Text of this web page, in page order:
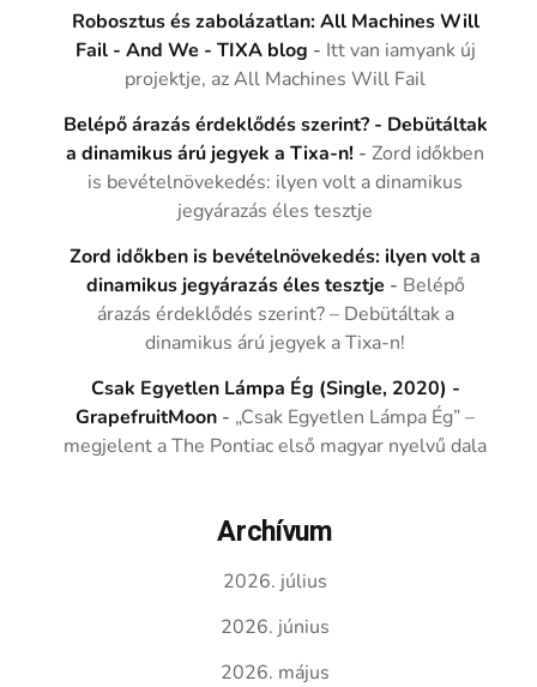
Robosztus és zabolázatlan: All Machines Will
Fail - And We - TIXA blog - Itt van iamyank új
projektje, az All Machines Will Fail
Belépő árazás érdeklődés szerint? - Debütáltak
a dinamikus árú jegyek a Tixa-n! -Zord időkben
is bevételnövekedés: ilyen volt a dinamikus
jegyárazás éles tesztje
Zord időkben is bevételnövekedés: ilyen volt a
dinamikus jegyárazás éles tesztje - Belépő
árazás érdeklődés szerint? – Debütáltak a
dinamikus árú jegyek a Tixa-n!
Csak Egyetlen Lámpa Ég (Single, 2020) -
GrapefruitMoon - „Csak Egyetlen Lámpa Ég” –
megjelent a The Pontiac első magyar nyelvű dala
Archívum
2026. július
2026. június
2026. május